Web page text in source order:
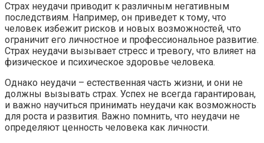
Страх неудачи приводит к различным негативным
последствиям. Например, он приведет к тому, что
человек избежит рисков и новых возможностей, что
ограничит его личностное и профессиональное развитие.
Страх неудачи вызывает стресс и тревогу, что влияет на
физическое и психическое здоровье человека.
Однако неудачи – естественная часть жизни, и они не
должны вызывать страх. Успех не всегда гарантирован,
и важно научиться принимать неудачи как возможность
для роста и развития. Важно помнить, что неудачи не
определяют ценность человека как личности.